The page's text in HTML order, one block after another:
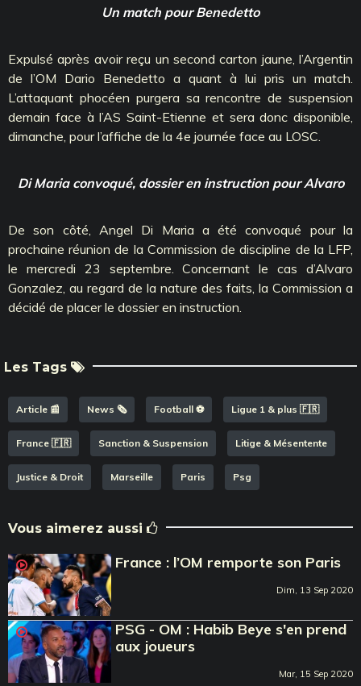
Un match pour Benedetto
Expulsé après avoir reçu un second carton jaune, l’Argentin
de l’OM Dario Benedetto a quant à lui pris un match.
L’attaquant phocéen purgera sa rencontre de suspension
demain face à l’AS Saint-Etienne et sera donc disponible,
dimanche, pour l’affiche de la 4e journée face au LOSC.
Di Maria convoqué, dossier en instruction pour Alvaro
De son côté, Angel Di Maria a été convoqué pour la
prochaine réunion de la Commission de discipline de la LFP,
le mercredi 23 septembre. Concernant le cas d’Alvaro
Gonzalez, au regard de la nature des faits, la Commission a
décidé de placer le dossier en instruction.
Les Tags
Article 📰 News 🗞️ Football ⚽️ Ligue 1 & plus 🇫🇷
France 🇫🇷 Sanction & Suspension Litige & Mésentente
Justice & Droit Marseille Paris Psg
Vous aimerez aussi
France : l’OM remporte son Paris
Dim, 13 Sep 2020
PSG - OM : Habib Beye s'en prend
aux joueurs
Mar, 15 Sep 2020